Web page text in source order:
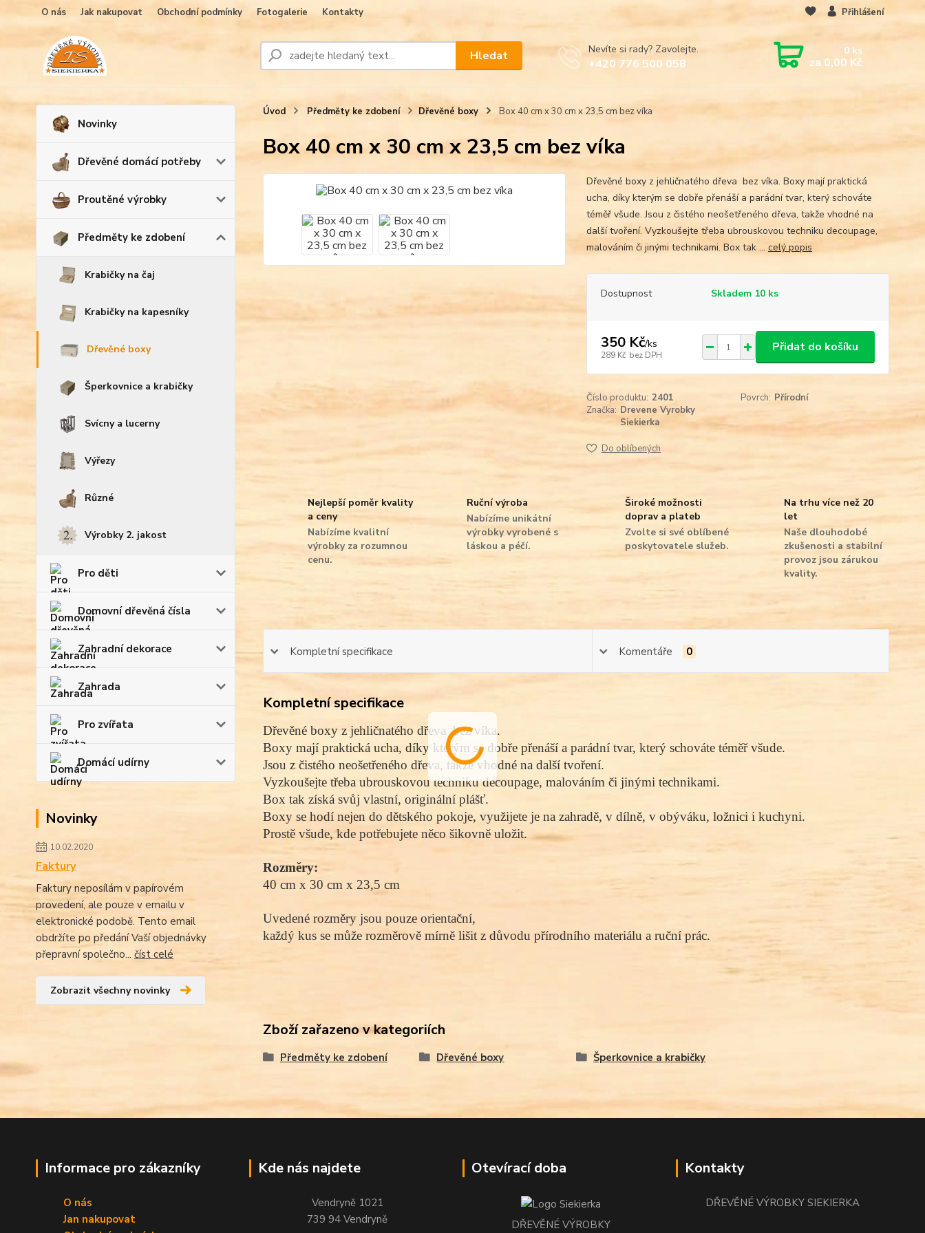
O nás Jak nakupovat Obchodní podmínky Fotogalerie Kontakty Přihlášení
Hledat Nevíte si rady? Zavolejte.
+420 776 500 058
0 ks
za 0,00 Kč
Novinky
Dřevěné domácí potřeby
Proutěné výrobky
Předměty ke zdobení
Krabičky na čaj
Krabičky na kapesníky
Dřevěné boxy
Šperkovnice a krabičky
Svícny a lucerny
Výřezy
Různé
Výrobky 2. jakost
Pro děti
Domovní dřevěná čísla
Zahradní dekorace
Zahrada
Pro zvířata
Domácí udírny
Novinky
10.02.2020
Faktury
Faktury neposílám v papírovém
provedení, ale pouze v emailu v
elektronické podobě. Tento email
obdržíte po předání Vaší objednávky
přepravní společno... číst celé
Zobrazit všechny novinky
Úvod Předměty ke zdobení Dřevěné boxy Box 40 cm x 30 cm x 23,5 cm bez víka
Box 40 cm x 30 cm x 23,5 cm bez víka
Dřevěné boxy z jehličnatého dřeva bez víka. Boxy mají praktická
ucha, díky kterým se dobře přenáší a parádní tvar, který schováte
téměř všude. Jsou z čistého neošetřeného dřeva, takže vhodné na
další tvoření. Vyzkoušejte třeba ubrouskovou techniku decoupage,
malováním či jinými technikami. Box tak ... celý popis
Dostupnost Skladem 10 ks
350 Kč/ks
289 Kč bez DPH
Přidat do košíku
Číslo produktu: 2401 Povrch: Přírodní
Značka: Drevene Vyrobky
Siekierka
Do oblíbených
Nejlepší poměr kvality
a ceny
Nabízíme kvalitní
výrobky za rozumnou
cenu.
Ruční výroba
Nabízíme unikátní
výrobky vyrobené s
láskou a péčí.
Široké možnosti
doprav a plateb
Zvolte si své oblíbené
poskytovatele služeb.
Na trhu více než 20
let
Naše dlouhodobé
zkušenosti a stabilní
provoz jsou zárukou
kvality.
Kompletní specifikace Komentáře 0
Kompletní specifikace
Dřevěné boxy z jehličnatého dřeva bez víka.
Boxy mají praktická ucha, díky kterým se dobře přenáší a parádní tvar, který schováte téměř všude.
Jsou z čistého neošetřeného dřeva, takže vhodné na další tvoření.
Vyzkoušejte třeba ubrouskovou techniku decoupage, malováním či jinými technikami.
Box tak získá svůj vlastní, originální plášť.
Boxy se hodí nejen do dětského pokoje, využijete je na zahradě, v dílně, v obýváku, ložnici i kuchyni.
Prostě všude, kde potřebujete něco šikovně uložit.
Rozměry:
40 cm x 30 cm x 23,5 cm
Uvedené rozměry jsou pouze orientační,
každý kus se může rozměrově mírně lišit z důvodu přírodního materiálu a ruční prác.
Zboží zařazeno v kategoriích
Předměty ke zdobení Dřevěné boxy Šperkovnice a krabičky
Informace pro zákazníky
O nás
Jan nakupovat
Kde nás najdete
Vendryně 1021
739 94 Vendryně
Otevírací doba
DŘEVĚNÉ VÝROBKY
Kontakty
DŘEVĚNÉ VÝROBKY SIEKIERKA